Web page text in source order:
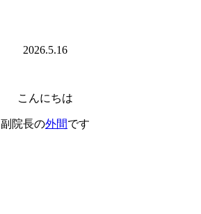
2026.5.16
こんにちは
副院長の外間です